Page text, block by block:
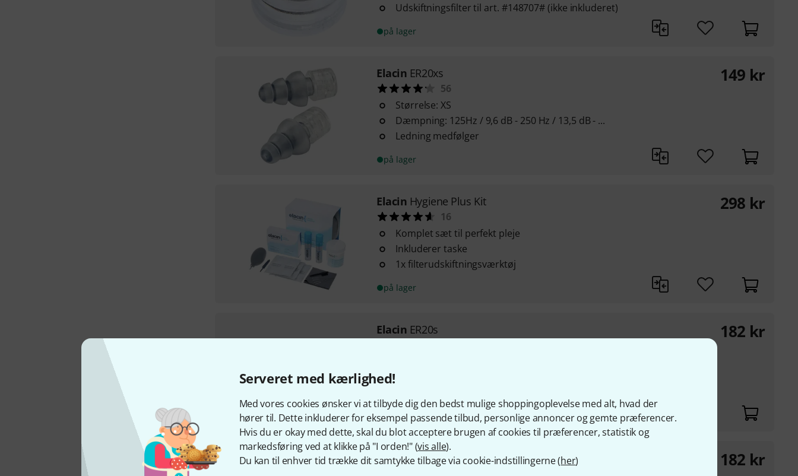
Serveret med kærlighed!
Med vores cookies ønsker vi at tilbyde dig den bedst mulige shoppingoplevelse med alt, hvad der
hører til. Dette inkluderer for eksempel passende tilbud, personlige annoncer og gemte præferencer.
Hvis du er okay med dette, skal du blot acceptere brugen af cookies til præferencer, statistik og
markedsføring ved at klikke på "I orden!" (vis alle).
Du kan til enhver tid trække dit samtykke tilbage via cookie-indstillingerne (her)
Udskiftningsfilter til art. #148707# (ikke inkluderet)
på lager
Elacin ER20xs
56
Størrelse: XS
Dæmpning: 125Hz / 9,6 dB - 250 Hz / 13,5 dB - ...
Ledning medfølger
på lager
149 kr
Elacin Hygiene Plus Kit
16
Komplet sæt til perfekt pleje
Inkluderer taske
1x filterudskiftningsværktøj
på lager
298 kr
Elacin ER20s
på lager
182 kr
ElacinER20m 182 kr